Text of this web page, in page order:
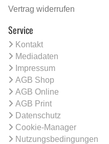
Vertrag widerrufen
Service
Kontakt
Mediadaten
Impressum
AGB Shop
AGB Online
AGB Print
Datenschutz
Cookie-Manager
Nutzungsbedingungen